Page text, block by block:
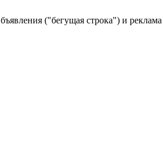
("бегущая строка") и реклама